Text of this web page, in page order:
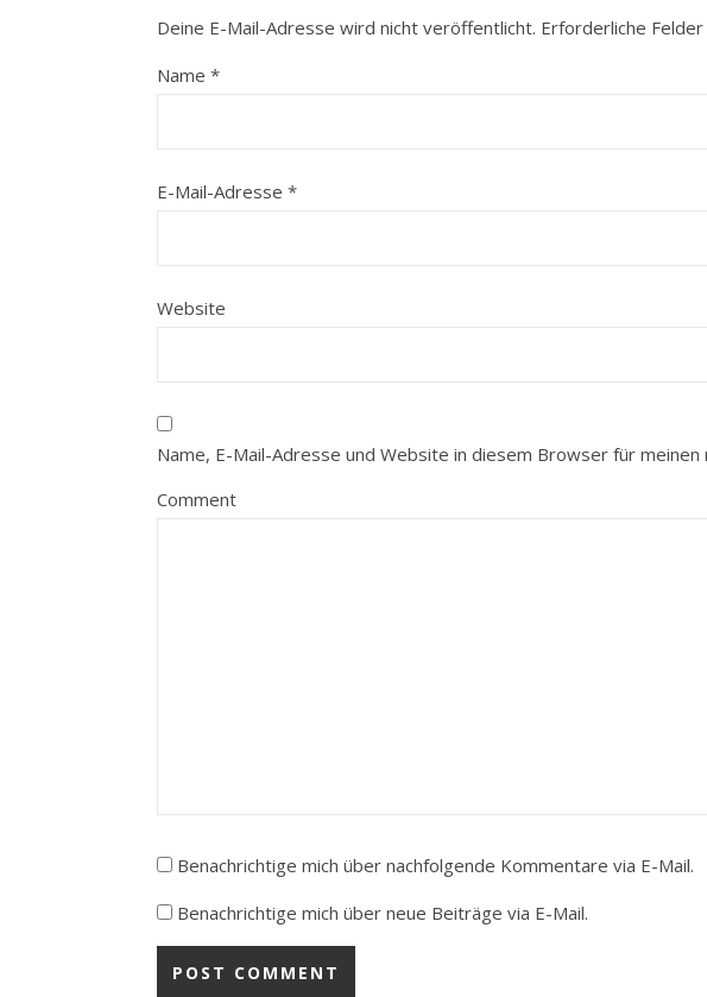
Deine E-Mail-Adresse wird nicht veröffentlicht. Erforderliche
Name *
E-Mail-Adresse *
Website
Name, E-Mail-Adresse und Website in diesem Browser für
Comment
Benachrichtige mich über nachfolgende Kommentare via E-Mail.
Benachrichtige mich über neue Beiträge via E-Mail.